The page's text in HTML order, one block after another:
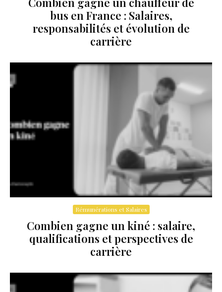
bus en France : Salaires,
responsabilités et évolution de
carrière
Rémunérations et Salaires
Combien gagne un kiné : salaire,
qualifications et perspectives de
carrière